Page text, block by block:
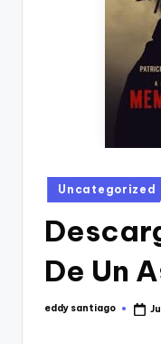
Posted
in
Uncategorized
De Un
Posted
eddy santiago